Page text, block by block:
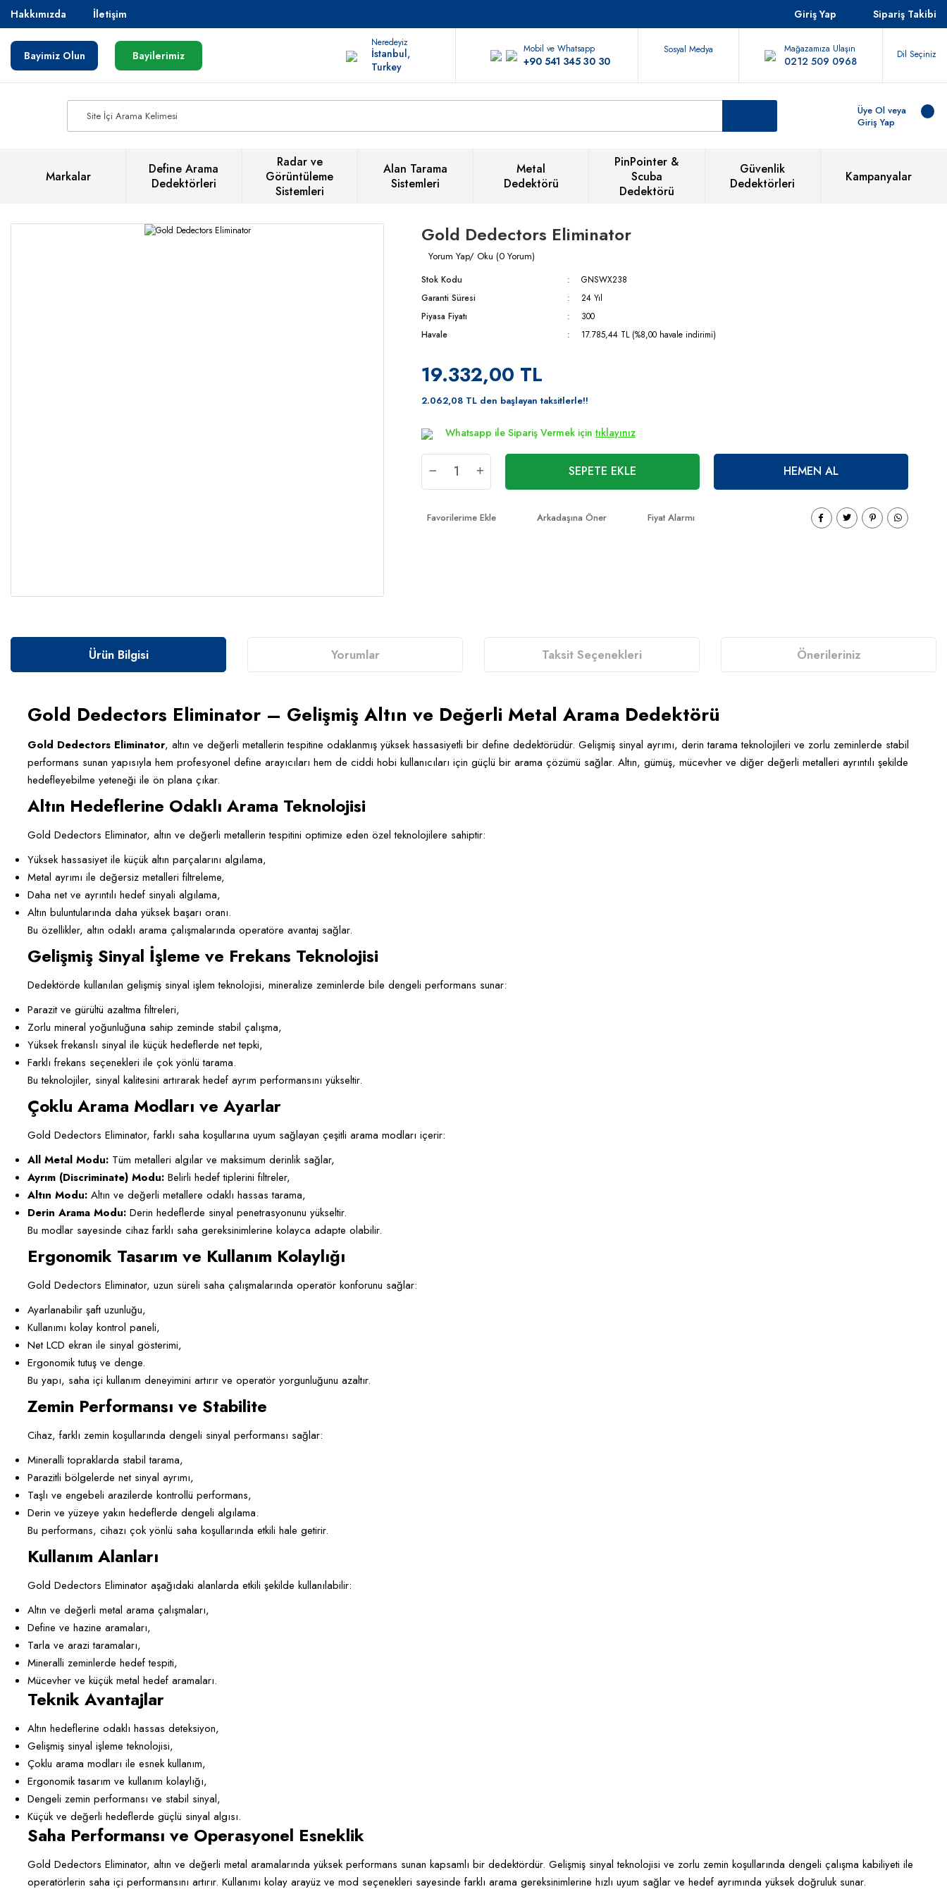
Hakkımızda İletişim Giriş Yap Sipariş Takibi
Bayimiz Olun Bayilerimiz
Neredeyiz
İstanbul,
Turkey
Mobil ve Whatsapp
+90 541 345 30 30
Sosyal Medya Mağazamıza Ulaşın
0212 509 0968 Dil Seçiniz
Üye Ol veya
Giriş Yap
Markalar
Define Arama
Dedektörleri
Radar ve
Görüntüleme
Sistemleri
Alan Tarama
Sistemleri
Metal
Dedektörü
PinPointer &
Scuba
Dedektörü
Güvenlik
Dedektörleri
Kampanyalar
Gold Dedectors Eliminator
Yorum Yap/ Oku (0 Yorum)
Stok Kodu
GNSWX238
Garanti Süresi
24 Yıl
Piyasa Fiyatı
300
Havale
17.785,44 TL (%8,00 havale indirimi)
19.332,00 TL
2.062,08 TL den başlayan taksitlerle!!
Whatsapp ile Sipariş Vermek için tıklayınız
SEPETE EKLE HEMEN AL
Arkadaşına Öner Fiyat Alarmı
Ürün Bilgisi Yorumlar Taksit Seçenekleri Önerileriniz
Gold Dedectors Eliminator – Gelişmiş Altın ve Değerli Metal Arama Dedektörü
Gold Dedectors Eliminator, altın ve değerli metallerin tespitine odaklanmış yüksek hassasiyetli bir define dedektörüdür. Gelişmiş sinyal ayrımı, derin tarama teknolojileri ve zorlu zeminlerde stabil
performans sunan yapısıyla hem profesyonel define arayıcıları hem de ciddi hobi kullanıcıları için güçlü bir arama çözümü sağlar. Altın, gümüş, mücevher ve diğer değerli metalleri ayrıntılı şekilde
hedefleyebilme yeteneği ile ön plana çıkar.
Altın Hedeflerine Odaklı Arama Teknolojisi
Gold Dedectors Eliminator, altın ve değerli metallerin tespitini optimize eden özel teknolojilere sahiptir:
Yüksek hassasiyet ile küçük altın parçalarını algılama,
Metal ayrımı ile değersiz metalleri filtreleme,
Daha net ve ayrıntılı hedef sinyali algılama,
Altın buluntularında daha yüksek başarı oranı.
Bu özellikler, altın odaklı arama çalışmalarında operatöre avantaj sağlar.
Gelişmiş Sinyal İşleme ve Frekans Teknolojisi
Dedektörde kullanılan gelişmiş sinyal işlem teknolojisi, mineralize zeminlerde bile dengeli performans sunar:
Parazit ve gürültü azaltma filtreleri,
Zorlu mineral yoğunluğuna sahip zeminde stabil çalışma,
Yüksek frekanslı sinyal ile küçük hedeflerde net tepki,
Farklı frekans seçenekleri ile çok yönlü tarama.
Bu teknolojiler, sinyal kalitesini artırarak hedef ayrım performansını yükseltir.
Çoklu Arama Modları ve Ayarlar
Gold Dedectors Eliminator, farklı saha koşullarına uyum sağlayan çeşitli arama modları içerir:
All Metal Modu: Tüm metalleri algılar ve maksimum derinlik sağlar,
Ayrım (Discriminate) Modu: Belirli hedef tiplerini filtreler,
Altın Modu: Altın ve değerli metallere odaklı hassas tarama,
Derin Arama Modu: Derin hedeflerde sinyal penetrasyonunu yükseltir.
Bu modlar sayesinde cihaz farklı saha gereksinimlerine kolayca adapte olabilir.
Ergonomik Tasarım ve Kullanım Kolaylığı
Gold Dedectors Eliminator, uzun süreli saha çalışmalarında operatör konforunu sağlar:
Ayarlanabilir şaft uzunluğu,
Kullanımı kolay kontrol paneli,
Net LCD ekran ile sinyal gösterimi,
Ergonomik tutuş ve denge.
Bu yapı, saha içi kullanım deneyimini artırır ve operatör yorgunluğunu azaltır.
Zemin Performansı ve Stabilite
Cihaz, farklı zemin koşullarında dengeli sinyal performansı sağlar:
Mineralli topraklarda stabil tarama,
Parazitli bölgelerde net sinyal ayrımı,
Taşlı ve engebeli arazilerde kontrollü performans,
Derin ve yüzeye yakın hedeflerde dengeli algılama.
Bu performans, cihazı çok yönlü saha koşullarında etkili hale getirir.
Kullanım Alanları
Gold Dedectors Eliminator aşağıdaki alanlarda etkili şekilde kullanılabilir:
Altın ve değerli metal arama çalışmaları,
Define ve hazine aramaları,
Tarla ve arazi taramaları,
Mineralli zeminlerde hedef tespiti,
Mücevher ve küçük metal hedef aramaları.
Teknik Avantajlar
Altın hedeflerine odaklı hassas deteksiyon,
Gelişmiş sinyal işleme teknolojisi,
Çoklu arama modları ile esnek kullanım,
Ergonomik tasarım ve kullanım kolaylığı,
Dengeli zemin performansı ve stabil sinyal,
Küçük ve değerli hedeflerde güçlü sinyal algısı.
Saha Performansı ve Operasyonel Esneklik
Gold Dedectors Eliminator, altın ve değerli metal aramalarında yüksek performans sunan kapsamlı bir dedektördür. Gelişmiş sinyal teknolojisi ve zorlu zemin koşullarında dengeli çalışma kabiliyeti ile
operatörlerin saha içi performansını artırır. Kullanımı kolay arayüz ve mod seçenekleri sayesinde farklı arama gereksinimlerine hızlı uyum sağlar ve hedef ayrımında yüksek doğruluk sunar.